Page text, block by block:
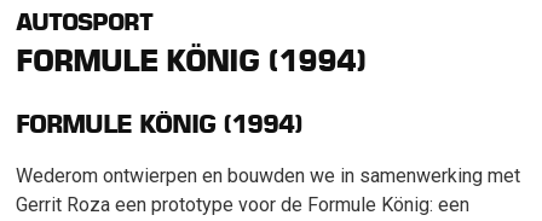
AUTOSPORT
FORMULE KÖNIG (1994)
FORMULE KÖNIG (1994)
Wederom ontwierpen en bouwden we in samenwerking met
Gerrit Roza een prototype voor de Formule König: een